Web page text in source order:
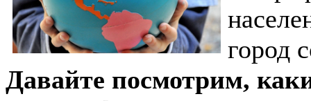
город
Давайте посмотрим,